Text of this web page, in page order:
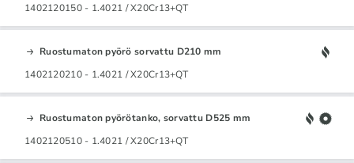
1402120150 - 1.4021 / X20Cr13+QT
Ruostumaton pyörö sorvattu D210 mm
1402120210 - 1.4021 / X20Cr13+QT
Ruostumaton pyörötanko, sorvattu D525 mm
1402120510 - 1.4021 / X20Cr13+QT